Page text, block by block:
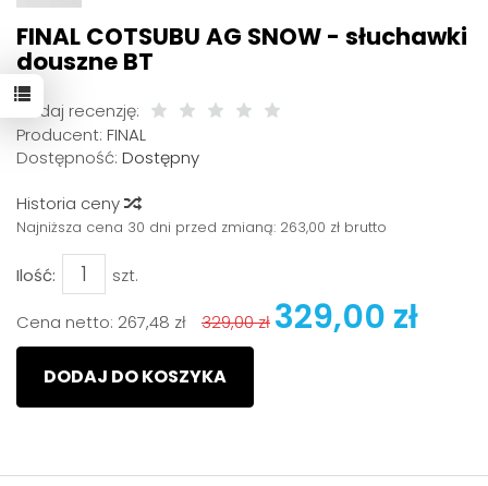
FINAL COTSUBU AG SNOW - słuchawki
douszne BT
Dodaj recenzję:
Producent: FINAL
Dostępność: Dostępny
Historia ceny
Najniższa cena 30 dni przed zmianą: 263,00 zł brutto
Ilość: szt.
Cena netto: 267,48 zł 329,00 zł 329,00 zł
DODAJ DO KOSZYKA